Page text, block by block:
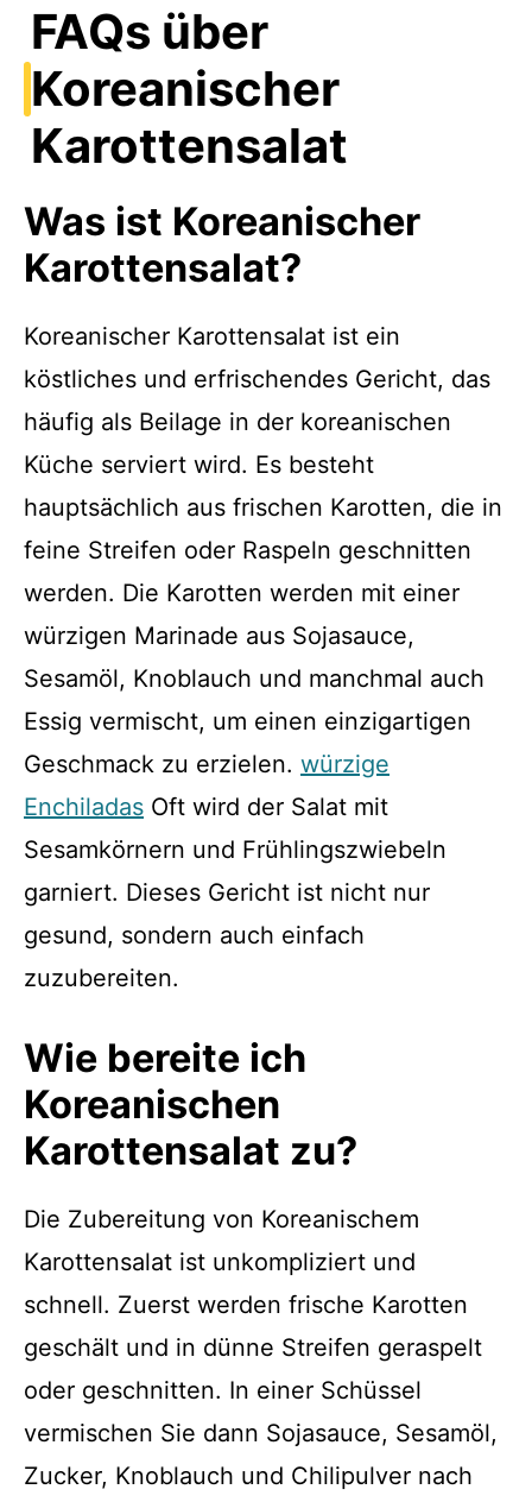
FAQs über
Koreanischer
Karottensalat
Was ist Koreanischer
Karottensalat?
Koreanischer Karottensalat ist ein
köstliches und erfrischendes Gericht, das
häufig als Beilage in der koreanischen
Küche serviert wird. Es besteht
hauptsächlich aus frischen Karotten, die in
feine Streifen oder Raspeln geschnitten
werden. Die Karotten werden mit einer
würzigen Marinade aus Sojasauce,
Sesamöl, Knoblauch und manchmal auch
Essig vermischt, um einen einzigartigen
Geschmack zu erzielen. würzige
Enchiladas Oft wird der Salat mit
Sesamkörnern und Frühlingszwiebeln
garniert. Dieses Gericht ist nicht nur
gesund, sondern auch einfach
zuzubereiten.
Wie bereite ich
Koreanischen
Karottensalat zu?
Die Zubereitung von Koreanischem
Karottensalat ist unkompliziert und
schnell. Zuerst werden frische Karotten
geschält und in dünne Streifen geraspelt
oder geschnitten. In einer Schüssel
vermischen Sie dann Sojasauce, Sesamöl,
Zucker, Knoblauch und Chilipulver nach